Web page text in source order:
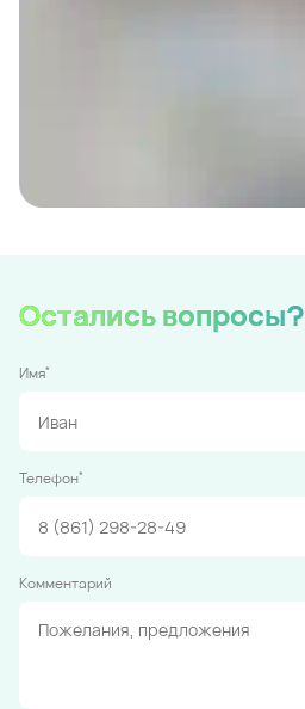
Остались вопросы?
Имя*
Телефон*
Комментарий